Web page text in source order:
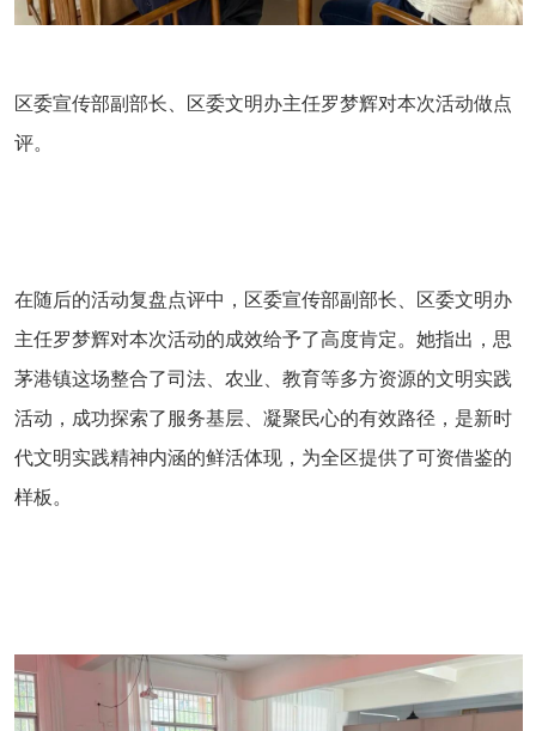
区委宣传部副部长、区委文明办主任罗梦辉对本次活动做点
评。
在随后的活动复盘点评中，区委宣传部副部长、区委文明办
主任罗梦辉对本次活动的成效给予了高度肯定。她指出，思
茅港镇这场整合了司法、农业、教育等多方资源的文明实践
活动，成功探索了服务基层、凝聚民心的有效路径，是新时
代文明实践精神内涵的鲜活体现，为全区提供了可资借鉴的
样板。